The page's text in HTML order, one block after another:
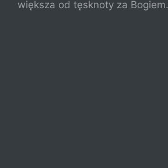
większa od tęsknoty za Bogiem.